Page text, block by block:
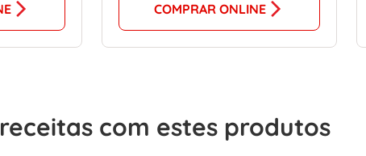
COMPRAR ONLINE
com estes produtos